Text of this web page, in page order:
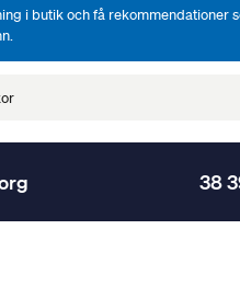
i butik och få rekommendationer
38